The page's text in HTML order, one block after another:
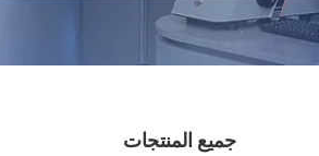
جميع المنتجات